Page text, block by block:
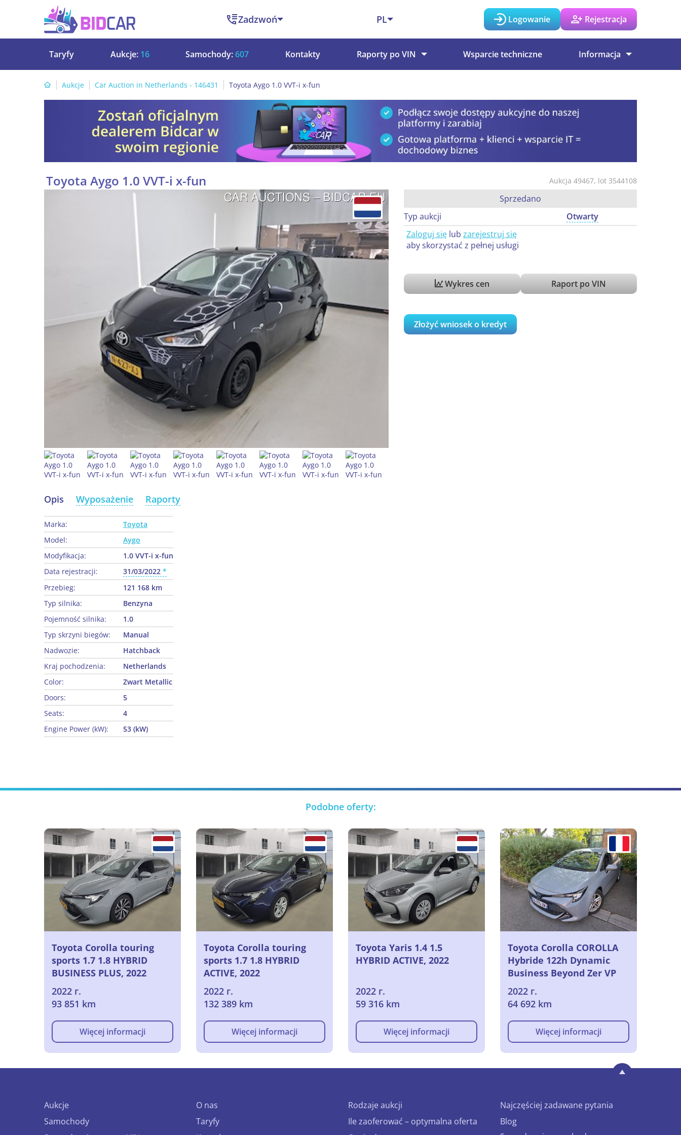
Zadzwoń PL Logowanie Rejestracja
Taryfy Aukcje: 16 Samochody:607 Kontakty Raporty po VIN Wsparcie techniczne Informacja
Aukcje Car Auction in Netherlands - 146431 Toyota Aygo 1.0 VVT-i x-fun
Aukcja 49467, lot 3544108
Toyota Aygo 1.0 VVT-i x-fun
Sprzedano
Typ aukcji
Otwarty
Zaloguj się lub zarejestruj się
aby skorzystać z pełnej usługi
Wykres cen Raport po VIN
Złożyć wniosek o kredyt
Opis Wyposażenie Raporty
Marka:
Toyota
Model:
Aygo
Modyfikacja:
1.0 VVT-i x-fun
Data rejestracji:
31/03/2022
Przebieg:
121 168 km
Typ silnika:
Benzyna
Pojemność silnika:
1.0
Typ skrzyni biegów:
Manual
Nadwozie:
Hatchback
Kraj pochodzenia:
Netherlands
Color:
Zwart Metallic
Doors:
5
Seats:
4
Engine Power (kW):
53 (kW)
Podobne oferty:
Toyota Corolla touring
sports 1.7 1.8 HYBRID
BUSINESS PLUS, 2022
2022 г.
93 851 km
Więcej informacji
Toyota Corolla touring
sports 1.7 1.8 HYBRID
ACTIVE, 2022
2022 г.
132 389 km
Więcej informacji
Toyota Yaris 1.4 1.5
HYBRID ACTIVE, 2022
2022 г.
59 316 km
Więcej informacji
Toyota Corolla COROLLA
Hybride 122h Dynamic
Business Beyond Zer VP
[5P] bva 0-122CH-5cv (bi-
corps), 2022
2022 г.
64 692 km
Więcej informacji
Aukcje
Samochody
O nas
Taryfy
Rodzaje aukcji
Ile zaoferować – optymalna oferta
Najczęściej zadawane pytania
Blog